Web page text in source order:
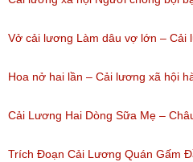
nghe: 473)
Vở cải lương Làm dâu vợ lớn – Cải
nghe: 383)
Hoa nở hai lần – Cải lương xã hội
Ngân, NSƯT Vũ Linh
(Lượt nghe: 191)
Cải Lương Hai Dòng Sữa Mẹ –
Minh Vương, Linh Vương, Phương
Trích Đoạn Cải Lương Quán Gấm